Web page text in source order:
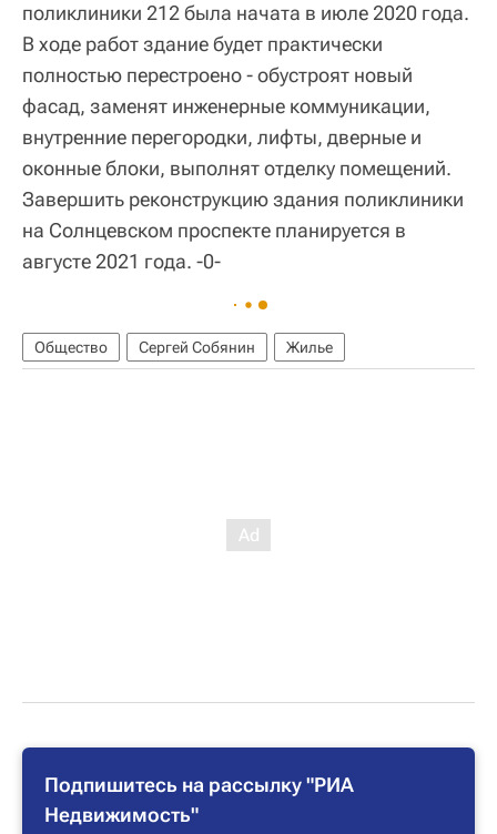
поликлиники 212 была начата в июле 2020 года.
В ходе работ здание будет практически
полностью перестроено - обустроят новый
фасад, заменят инженерные коммуникации,
внутренние перегородки, лифты, дверные и
оконные блоки, выполнят отделку помещений.
Завершить реконструкцию здания поликлиники
на Солнцевском проспекте планируется в
августе 2021 года. -0-
Общество Сергей Собянин Жилье
Подпишитесь на рассылку "РИА
Недвижимость"